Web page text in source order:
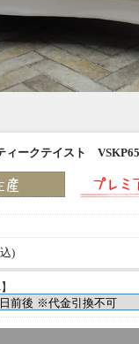
ィークテイスト
)